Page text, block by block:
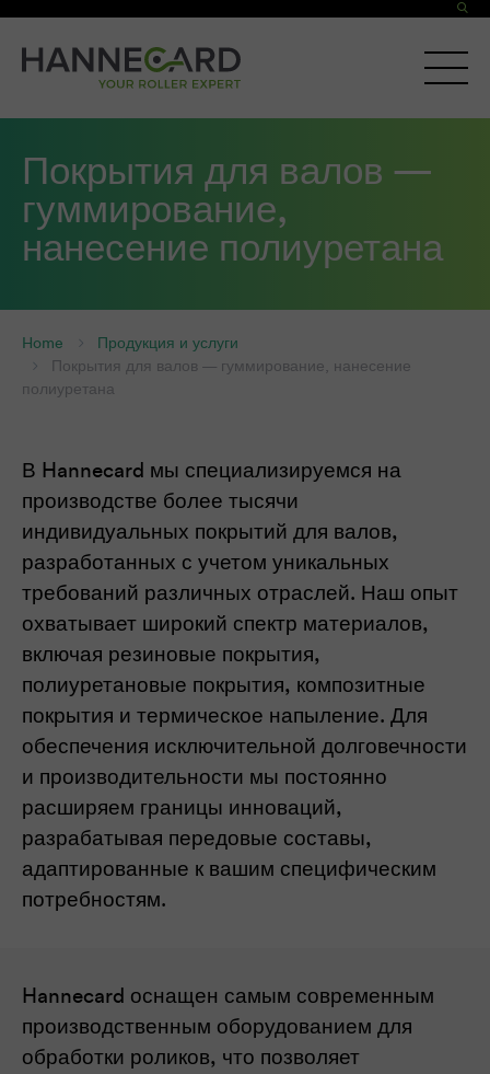
Покрытия для валов —
гуммирование,
нанесение полиуретана
Home
Продукция и услуги
Покрытия для валов — гуммирование, нанесение
полиуретана
В Hannecard мы специализируемся на
производстве более тысячи
индивидуальных покрытий для валов,
разработанных с учетом уникальных
требований различных отраслей. Наш опыт
охватывает широкий спектр материалов,
включая резиновые покрытия,
полиуретановые покрытия, композитные
покрытия и термическое напыление. Для
обеспечения исключительной долговечности
и производительности мы постоянно
расширяем границы инноваций,
разрабатывая передовые составы,
адаптированные к вашим специфическим
потребностям.
Hannecard оснащен самым современным
производственным оборудованием для
обработки роликов, что позволяет